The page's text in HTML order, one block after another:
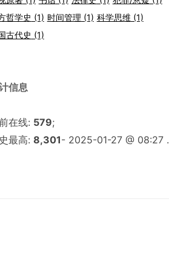
哲学史 (1) 时间管理 (1) 科学思维(1)
古代史 (1)
信息
在线: 579;
最高: 8,301- 2025-01-27 @ 08:27 .